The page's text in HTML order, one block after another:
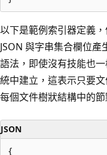
以下是範例索引器定義
JSON 與字串集合欄位
語法，即使沒有技能也
統中建立，這表示只要
每個文件樹狀結構中的節
JSON
{